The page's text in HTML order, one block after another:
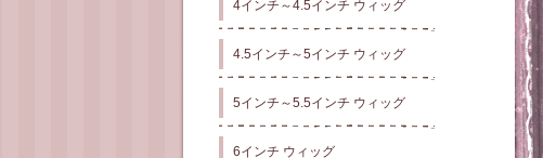
4インチ～4.5インチ ウィッグ
4.5インチ～5インチ ウィッグ
5インチ～5.5インチ ウィッグ
6インチ ウィッグ